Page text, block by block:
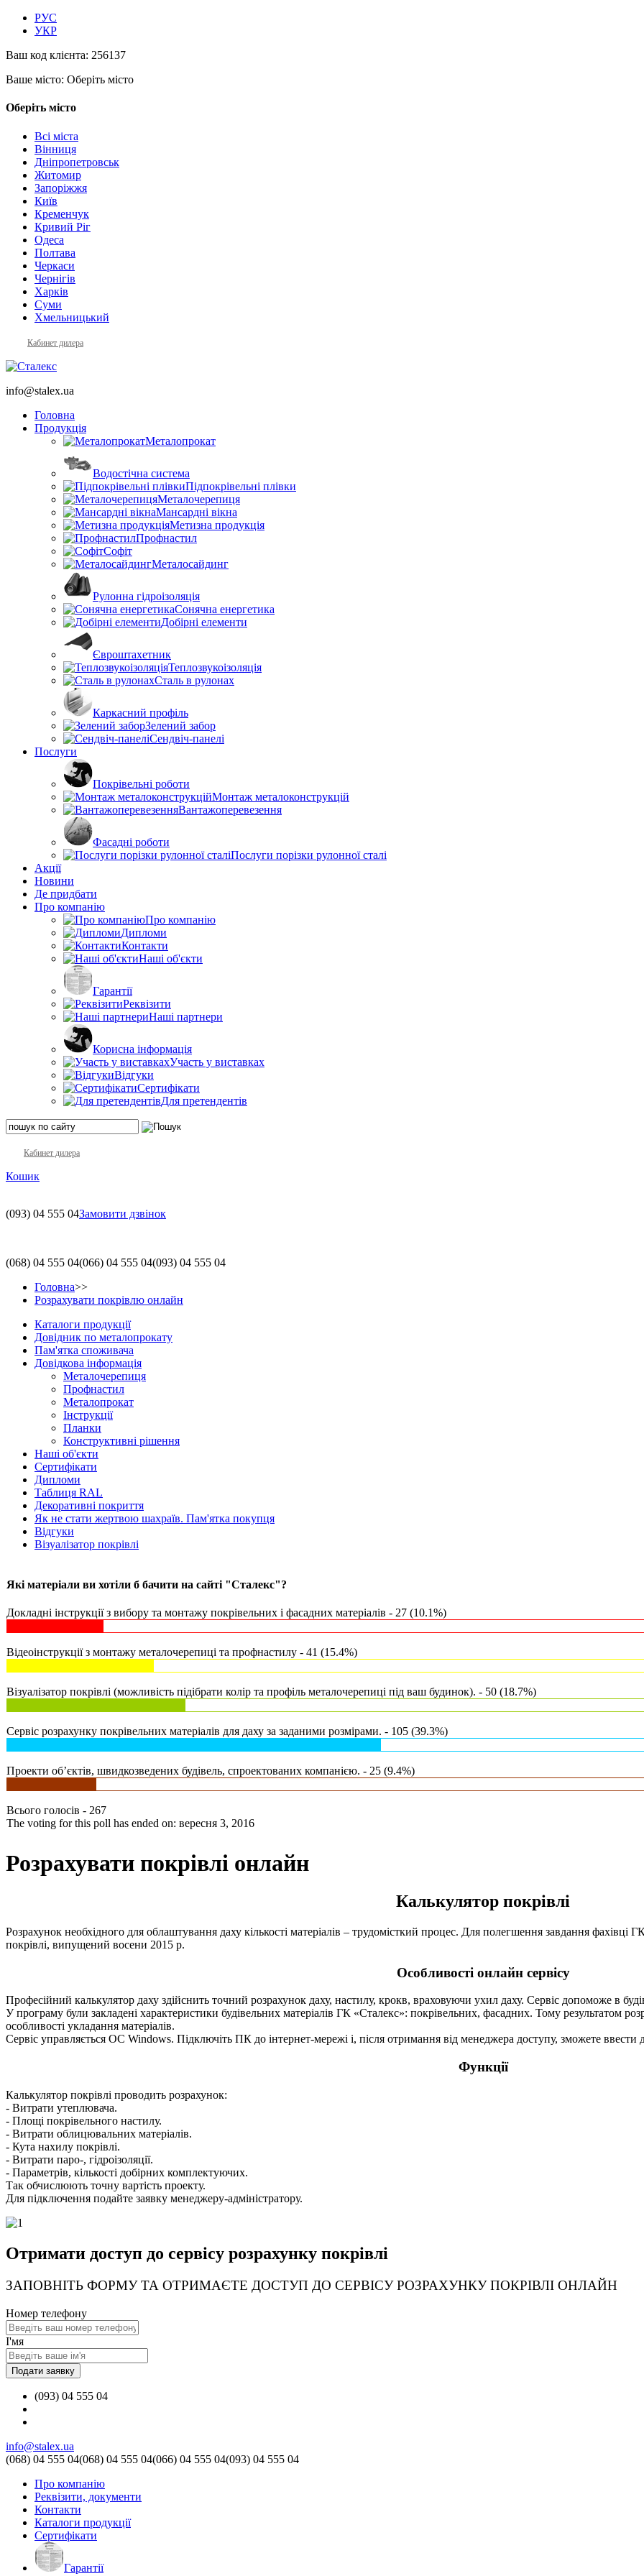
РУС
УКР
Ваш код клієнта: 256137
Ваше місто: Оберіть місто
Оберіть місто
Всі міста
Вінниця
Дніпропетровськ
Житомир
Запоріжжя
Київ
Кременчук
Кривий Ріг
Одеса
Полтава
Черкаси
Чернігів
Харків
Суми
Хмельницький
Кабинет дилера
info@stalex.ua
Головна
Продукція
Металопрокат
Водостічна система
Підпокрівельні плівки
Металочерепиця
Мансардні вікна
Метизна продукція
Профнастил
Софіт
Металосайдинг
Рулонна гідроізоляція
Сонячна енергетика
Добірні елементи
Євроштахетник
Теплозвукоізоляція
Сталь в рулонах
Каркасний профіль
Зелений забор
Сендвіч-панелі
Послуги
Покрівельні роботи
Монтаж металоконструкцій
Вантажоперевезення
Фасадні роботи
Послуги порізки рулонної сталі
Акції
Новини
Де придбати
Про компанію
Про компанію
Дипломи
Контакти
Наші об'єкти
Гарантії
Реквізити
Наші партнери
Корисна інформація
Участь у виставках
Відгуки
Сертифікати
Для претендентів
Кабинет дилера
Кошик
(093) 04 555 04Замовити дзвінок
(068) 04 555 04(066) 04 555 04(093) 04 555 04
Головна>>
Розрахувати покрівлю онлайн
Каталоги продукції
Довідник по металопрокату
Пам'ятка споживача
Довідкова інформація
Металочерепиця
Профнастил
Металопрокат
Інструкції
Планки
Конструктивні рішення
Наші об'єкти
Сертифікати
Дипломи
Таблиця RAL
Декоративні покриття
Як не стати жертвою шахраїв. Пам'ятка покупця
Відгуки
Візуалізатор покрівлі
Які матеріали ви хотіли б бачити на сайті "Сталекс"?
Докладні інструкції з вибору та монтажу покрівельних і фасадних матеріалів - 27 (10.1%)
Відеоінструкції з монтажу металочерепиці та профнастилу - 41 (15.4%)
Візуалізатор покрівлі (можливість підібрати колір та профіль металочерепиці під ваш будинок). - 50 (18.7%)
Сервіс розрахунку покрівельних матеріалів для даху за заданими розмірами. - 105 (39.3%)
Проекти об’єктів, швидкозведених будівель, спроектованих компанією. - 25 (9.4%)
Всього голосів - 267
The voting for this poll has ended on: вересня 3, 2016
Розрахувати покрівлі онлайн
Калькулятор покрівлі
Розрахунок необхідного для облаштування даху кількості матеріалів – трудомісткий процес. Для полегшення завдання
покрівлі, випущений восени 2015 р.
Особливості онлайн сервісу
Професійний калькулятор даху здійснить точний розрахунок даху, настилу, крокв, враховуючи ухил даху. Сервіс допоможе в
У програму були закладені характеристики будівельних матеріалів ГК «Сталекс»: покрівельних, фасадних. Тому результатом
особливості укладання матеріалів.
Сервіс управляється ОС Windows. Підключіть ПК до інтернет-мережі і, після отримання від менеджера доступу, зможете ввести
Функції
Калькулятор покрівлі проводить розрахунок:
- Витрати утеплювача.
- Площі покрівельного настилу.
- Витрати облицювальних матеріалів.
- Кута нахилу покрівлі.
- Витрати паро-, гідроізоляції.
- Параметрів, кількості добірних комплектуючих.
Так обчислюють точну вартість проекту.
Для підключення подайте заявку менеджеру-адміністратору.
Отримати доступ до сервісу розрахунку покрівлі
ЗАПОВНІТЬ ФОРМУ ТА ОТРИМАЄТЕ ДОСТУП ДО СЕРВІСУ РОЗРАХУНКУ ПОКРІВЛІ ОНЛАЙН
Номер телефону
І'мя
(093) 04 555 04
info@stalex.ua
(068) 04 555 04(068) 04 555 04(066) 04 555 04(093) 04 555 04
Про компанію
Реквізити, документи
Контакти
Каталоги продукції
Сертифікати
Гарантії